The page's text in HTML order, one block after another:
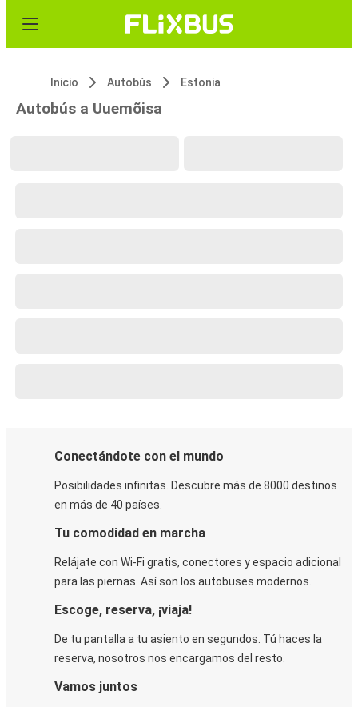
Inicio Autobús Estonia
Autobús a Uuemõisa
Conectándote con el mundo
Posibilidades infinitas. Descubre más de 8000 destinos
en más de 40 países.
Tu comodidad en marcha
Relájate con Wi-Fi gratis, conectores y espacio adicional
para las piernas. Así son los autobuses modernos.
Escoge, reserva, ¡viaja!
De tu pantalla a tu asiento en segundos. Tú haces la
reserva, nosotros nos encargamos del resto.
Vamos juntos